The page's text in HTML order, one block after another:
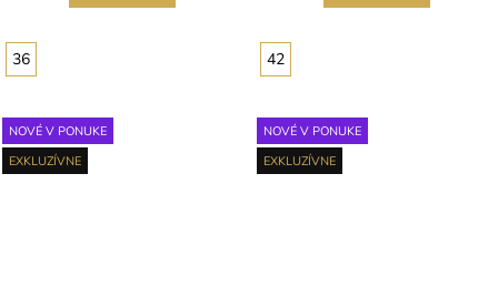
36 42
NOVÉ V PONUKE
EXKLUZÍVNE
NOVÉ V PONUKE
EXKLUZÍVNE